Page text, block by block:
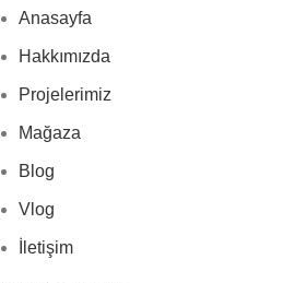
Anasayfa
Hakkımızda
Projelerimiz
Mağaza
Blog
Vlog
İletişim